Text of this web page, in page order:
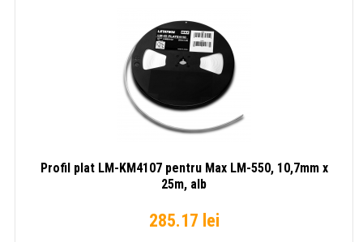
Profil plat LM-KM4107 pentru Max LM-550, 10,7mm x
25m, alb
285.17 lei